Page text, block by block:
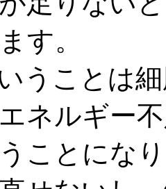
す。
うことは
ネルギー
ことにな